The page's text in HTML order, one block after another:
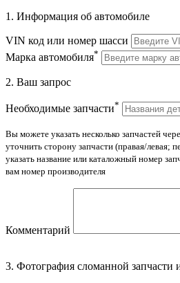
1. Информация об автомобиле
VIN код или номер шасси
Марка автомобиля*
2. Ваш запрос
Необходимые запчасти*
Вы можете указать несколько запчастей
уточнить сторону запчасти (правая/левая;
указать название или каталожный номер
вам номер производителя
Комментарий
3. Фотография сломанной запчасти